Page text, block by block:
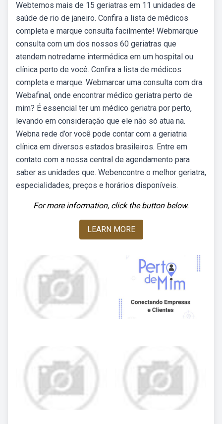
Webtemos mais de 15 geriatras em 11 unidades de
saúde de rio de janeiro. Confira a lista de médicos
completa e marque consulta facilmente! Webmarque
consulta com um dos nossos 60 geriatras que
atendem notredame intermédica em um hospital ou
clínica perto de você. Confira a lista de médicos
completa e marque. Webmarcar uma consulta com dra.
Webafinal, onde encontrar médico geriatra perto de
mim? É essencial ter um médico geriatra por perto,
levando em consideração que ele não só atua na.
Webna rede d’or você pode contar com a geriatria
clínica em diversos estados brasileiros. Entre em
contato com a nossa central de agendamento para
saber as unidades que. Webencontre o melhor geriatra,
especialidades, preços e horários disponíveis.
For more information, click the button below.
LEARN MORE